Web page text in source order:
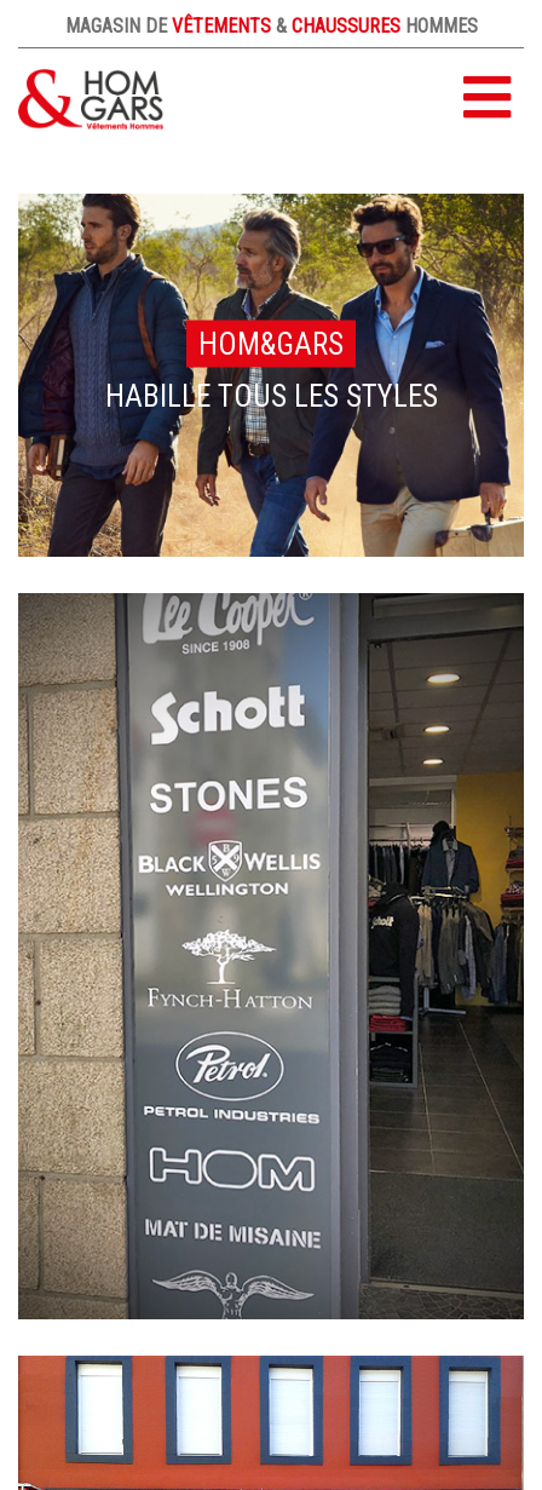
MAGASIN DEVÊTEMENTS&CHAUSSURESHOMMES
NOS MARQUES
LE MAGASIN
CONTACT
HOM&GARS
HABILLE TOUS LES STYLES